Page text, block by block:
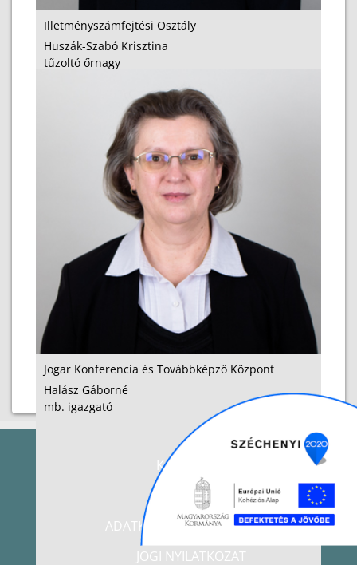
Illetményszámfejtési Osztály
Huszák-Szabó Krisztina
tűzoltó őrnagy
Jogar Konferencia és Továbbképző Központ
Halász Gáborné
mb. igazgató
KAPCSOLAT
IMPRESSZUM
ADATKEZELÉSI TÁJÉKOZTATÓ
JOGI NYILATKOZAT